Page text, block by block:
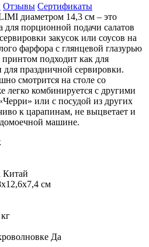
Отзывы Сертификаты
диаметром 14,3 см – это
для порционной подачи салатов
закусок или соусов на
фарфора с глянцевой глазурью
подходит как для
для праздничной сервировки.
смотрится на столе со
легко комбинируется с другими
или с посудой из других
к царапинам, не выцветает и
машине.
Китай
см
Да